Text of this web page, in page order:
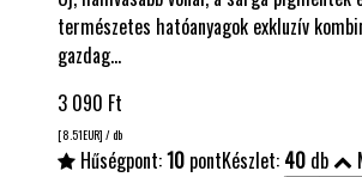
természetes hatóanyagok exkluzív
gazdag…
3 090 Ft
[8.51EUR] / db
Hűségpont:10 pontKészlet: 40 db